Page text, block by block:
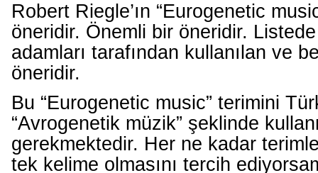
Robert Riegle’ın “Eurogenetic
öneridir. Önemli bir öneridir.
adamları tarafından kullanılan ve
öneridir.
Bu “Eurogenetic music” terimini
“Avrogenetik müzik” şeklinde
gerekmektedir. Her ne kadar
tek kelime olmasını tercih